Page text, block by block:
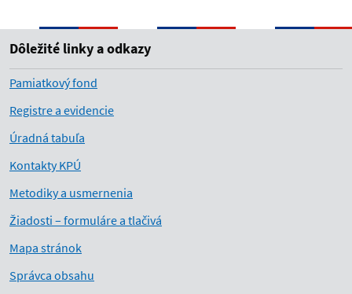
Dôležité linky a odkazy
Pamiatkový fond
Registre a evidencie
Úradná tabuľa
Kontakty KPÚ
Metodiky a usmernenia
Žiadosti – formuláre a tlačivá
Mapa stránok
Správca obsahu